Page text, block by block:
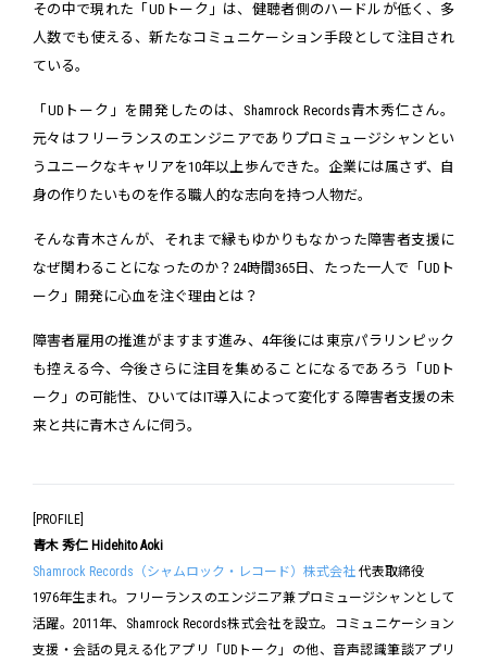
その中で現れた「UDトーク」は、健聴者側のハードルが低く、多
人数でも使える、新たなコミュニケーション手段として注目され
ている。
「UDトーク」を開発したのは、Shamrock Records青木秀仁さん。
元々はフリーランスのエンジニアでありプロミュージシャンとい
うユニークなキャリアを10年以上歩んできた。企業には属さず、自
身の作りたいものを作る職人的な志向を持つ人物だ。
そんな青木さんが、それまで縁もゆかりもなかった障害者支援に
なぜ関わることになったのか？24時間365日、たった一人で「UDト
ーク」開発に心血を注ぐ理由とは？
障害者雇用の推進がますます進み、4年後には東京パラリンピック
も控える今、今後さらに注目を集めることになるであろう「UDト
ーク」の可能性、ひいてはIT導入によって変化する障害者支援の未
来と共に青木さんに伺う。
[PROFILE]
青木 秀仁 Hidehito Aoki
Shamrock Records（シャムロック・レコード）株式会社 代表取締役
1976年生まれ。フリーランスのエンジニア兼プロミュージシャンとして
活躍。2011年、Shamrock Records株式会社を設立。コミュニケーション
支援・会話の見える化アプリ「UDトーク」の他、音声認識筆談アプリ